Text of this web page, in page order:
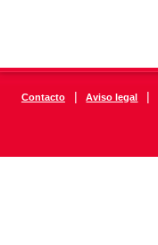
Contacto | Aviso legal |